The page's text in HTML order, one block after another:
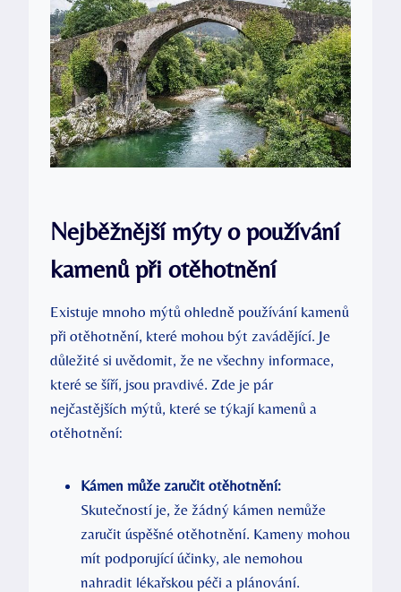
Nejběžnější mýty o používání
kamenů při otěhotnění
Existuje mnoho mýtů ohledně používání kamenů
při otěhotnění, které mohou být zavádějící. Je
důležité si uvědomit, že ne všechny informace,
které se šíří, jsou pravdivé. Zde je pár
nejčastějších mýtů, které se týkají kamenů a
otěhotnění:
Kámen může zaručit otěhotnění:
Skutečností je, že žádný kámen nemůže
zaručit úspěšné otěhotnění. Kameny mohou
mít podporující účinky, ale nemohou
nahradit lékařskou péči a plánování.